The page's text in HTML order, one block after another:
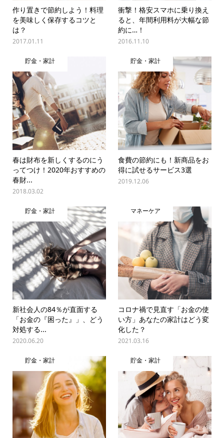
作り置きで節約しよう！料理
を美味しく保存するコツと
は？
2017.01.11
衝撃！格安スマホに乗り換え
ると、年間利用料が大幅な節
約に…！
2016.11.10
貯金・家計
春は財布を新しくするのにう
ってつけ！2020年おすすめの
春財...
2018.03.02
貯金・家計
食費の節約にも！新商品をお
得に試せるサービス3選
2019.12.06
貯金・家計
新社会人の84％が直面する
「お金の『困った』」、どう
対処する...
2020.06.20
マネーケア
コロナ禍で見直す「お金の使
い方」あなたの家計はどう変
化した？
2021.03.16
貯金・家計 貯金・家計